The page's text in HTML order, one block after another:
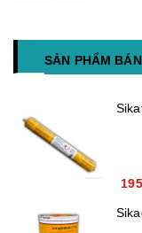
SẢN PHẨM